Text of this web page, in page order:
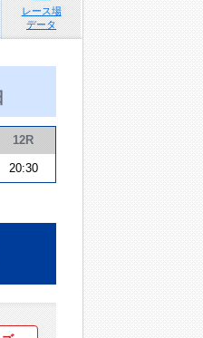
レース場
データ
12R
20:30